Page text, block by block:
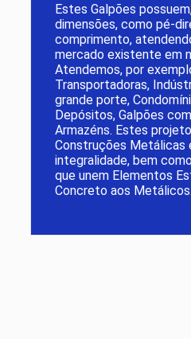
Estes Galpões
dimensões, como pé-
comprimento,
mercado existente em
Atendemos, por
Transportadoras,
grande porte,
Depósitos, Galpões
Armazéns. Estes
Construções Metálicas
integralidade, bem
que unem Elementos
Concreto aos Metálicos.